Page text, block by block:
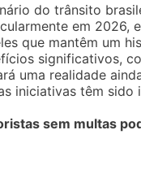
do trânsito
em 2026,
que mantêm um
significativos,
uma realidade
iniciativas têm sido
sem multas